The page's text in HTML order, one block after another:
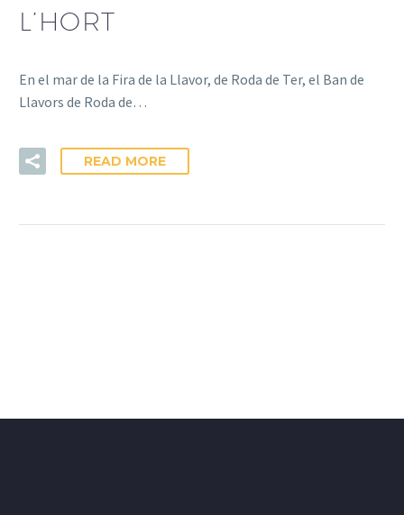
L’HORT
En el mar de la Fira de la Llavor, de Roda de Ter, el Ban de
Llavors de Roda de…
READ MORE